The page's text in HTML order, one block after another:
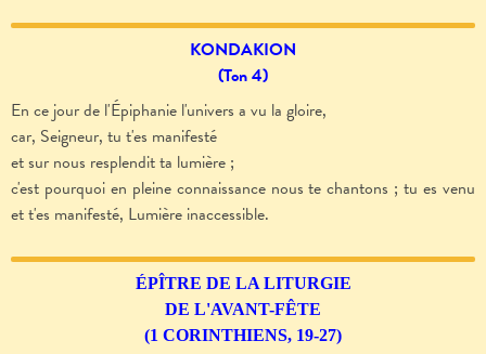
KONDAKION
(Ton 4)
En ce jour de l'Épiphanie l'univers a vu la gloire,
car, Seigneur, tu t'es manifesté
et sur nous resplendit ta lumière ;
c'est pourquoi en pleine connaissance nous te chantons ; tu es venu
et t'es manifesté, Lumière inaccessible.
ÉPÎTRE DE LA LITURGIE
DE L'AVANT-FÊTE
(1 CORINTHIENS, 19-27)